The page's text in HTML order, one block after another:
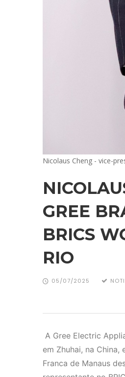
Nicolaus Cheng - vice-
GREE
BRICS
RIO
05/07/2025
A Gree Electric
em Zhuhai, na
Franca de Manaus